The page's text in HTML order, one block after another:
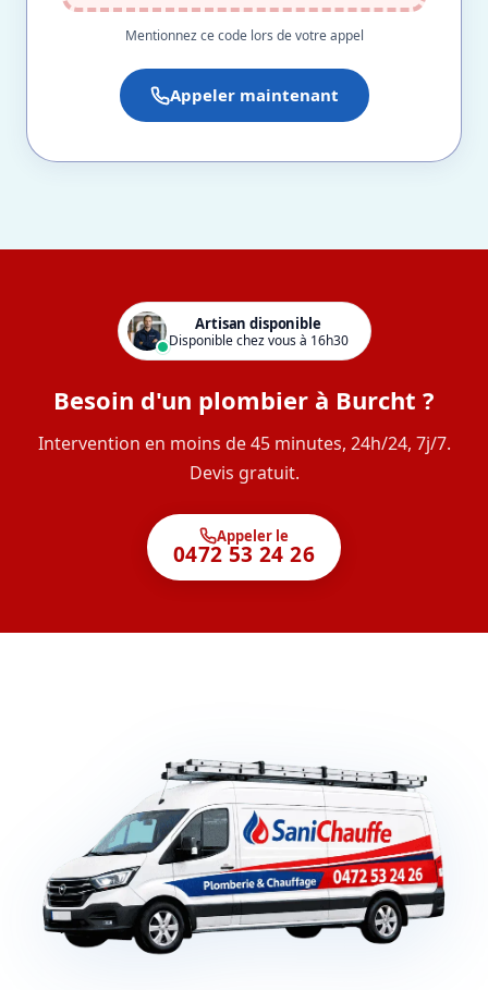
Mentionnez ce code lors de votre appel
Appeler maintenant
Artisan disponible
Disponible chez vous à 16h30
Besoin d'un plombier à Burcht ?
Intervention en moins de 45 minutes, 24h/24, 7j/7.
Devis gratuit.
Appeler le
0472 53 24 26